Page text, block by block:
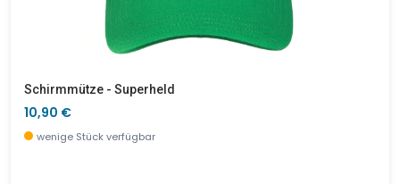
Schirmmütze - Superheld
10,90 €
wenige Stück verfügbar